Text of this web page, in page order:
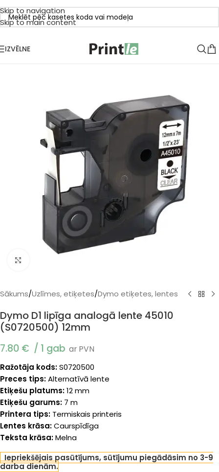
Skip to navigation
Skip to main content
IZVĒLNE
Sākums/Uzlīmes, etiķetes/Dymo etiķetes, lentes
Dymo D1 lipīga analogā lente 45010
(S0720500) 12mm
7.80 € 1 gab ar PVN
Ražotāja kods:S0720500
Preces tips:Alternatīvā lente
Etiķešu platums:12 mm
Etiķešu garums: 7 m
Printera tips: Termiskais printeris
Lentes krāsa:Caurspīdīga
Teksta krāsa:Melna
Iepriekšējais pasūtījums, sūtījumu piegādāsim no 3-9
darba dienām.